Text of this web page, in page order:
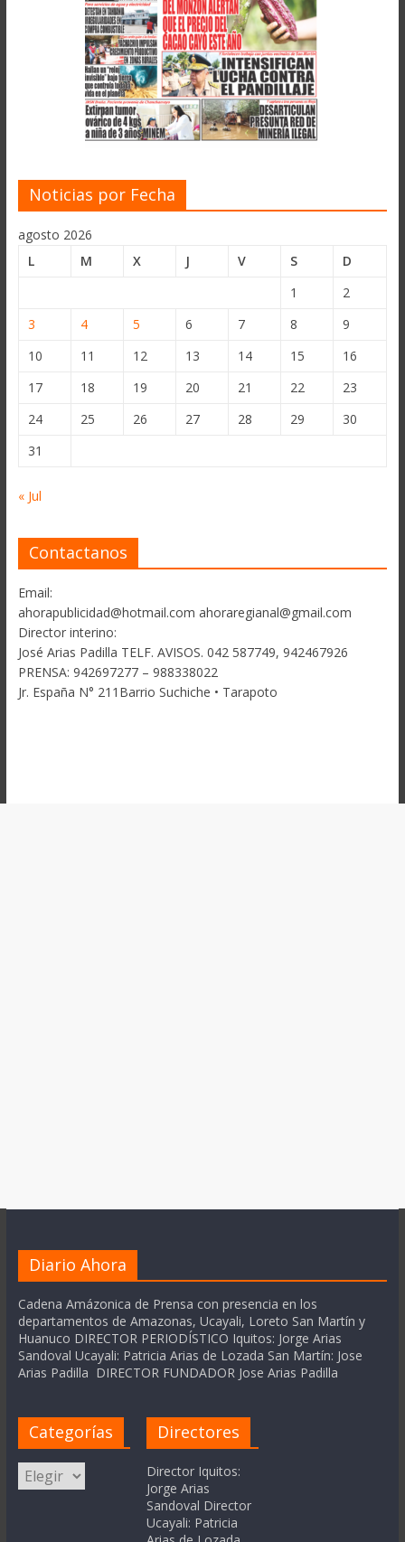
Noticias por Fecha
agosto 2026
L
M X J V S
D
1
2
3
4 5 6 7 8
9
10
11 12 13 14 15
16
17
18 19 20 21 22
23
24
25 26 27 28 29
30
31
« Jul
Contactanos
Email:
ahorapublicidad@hotmail.com ahoraregianal@gmail.com
Director interino:
José Arias Padilla TELF. AVISOS. 042 587749, 942467926
PRENSA: 942697277 – 988338022
Jr. España N° 211Barrio Suchiche • Tarapoto
Diario Ahora
Cadena Amázonica de Prensa con presencia en los
departamentos de Amazonas, Ucayali, Loreto San Martín y
Huanuco DIRECTOR PERIODÍSTICO Iquitos: Jorge Arias
Sandoval Ucayali: Patricia Arias de Lozada San Martín: Jose
Arias Padilla DIRECTOR FUNDADOR Jose Arias Padilla
Categorías
Categorías
Directores
Director Iquitos:
Jorge Arias
Sandoval Director
Ucayali: Patricia